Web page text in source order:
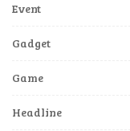
Event
Gadget
Game
Headline